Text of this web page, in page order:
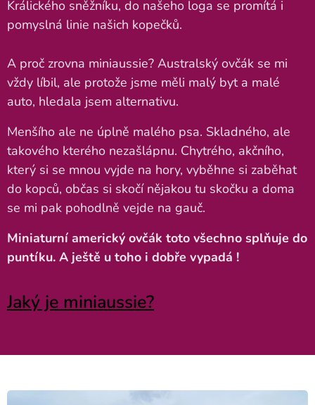
Králického sněžníku, do našeho loga se promítá i
pomyslná linie našich kopečků.
A proč zrovna miniaussie? Australský ovčák se mi
vždy líbil, ale protože jsme měli malý byt a malé
auto, hledala jsem alternativu.
Menšího ale ne úplně malého psa. Skladného, ale
takového kterého nezašlápnu. Chytrého, akčního,
který si se mnou vyjde na hory, vyběhne si zaběhat
do kopců, občas si skočí nějakou tu skočku a doma
se mi pak pohodlně vejde na gauč.
Miniaturní americký ovčák toto všechno splňuje do
puntíku. A ještě u toho i dobře vypadá !
Jaký je miniaussie?